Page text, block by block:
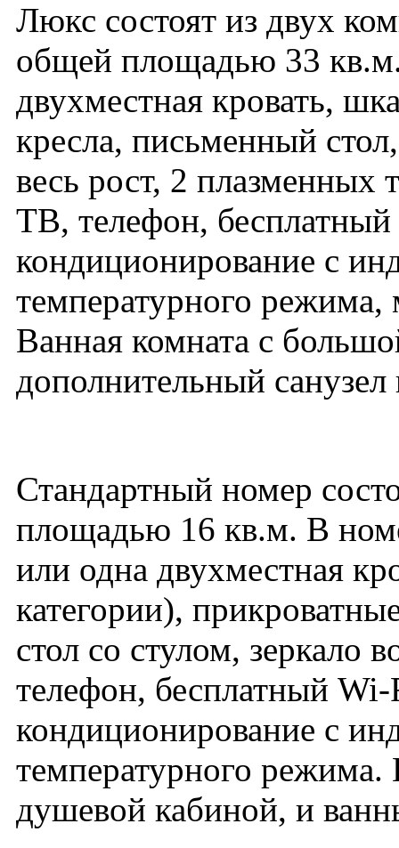
Люкс состоят из двух
общей площадью 33
двухместная кровать,
кресла, письменный
весь рост, 2 плазменных
ТВ, телефон,
кондиционирование с
температурного
Ванная комната с
дополнительный санузел
Стандартный номер
площадью 16 кв.м. В
или одна двухместная
категории),
стол со стулом, зеркало
телефон, бесплатный Wi-
кондиционирование с
температурного режима.
душевой кабиной, и